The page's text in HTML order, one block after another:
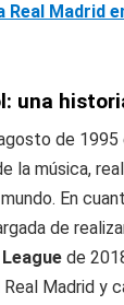
Real Madrid
una
de 1995
la música,
En
de
de
Madrid y